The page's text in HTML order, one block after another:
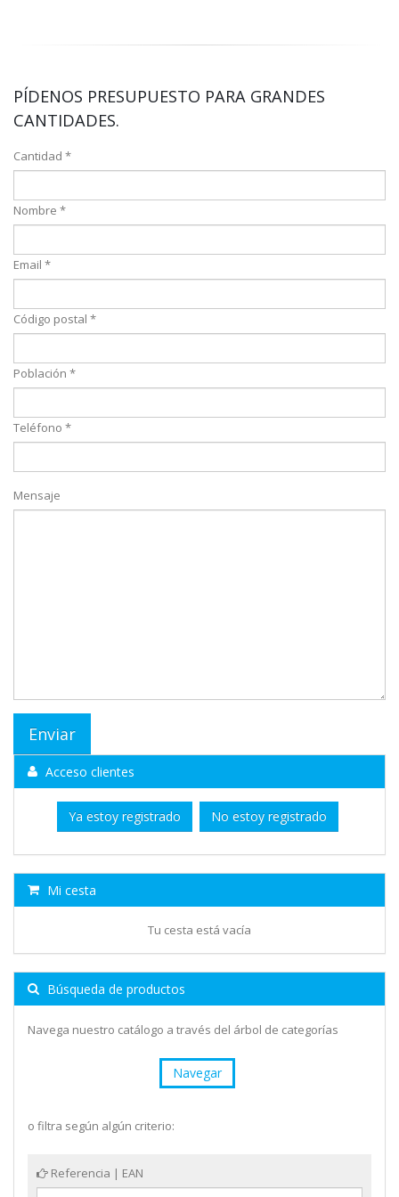
PÍDENOS PRESUPUESTO PARA GRANDES
CANTIDADES.
Cantidad *
Nombre *
Email *
Código postal *
Población *
Teléfono *
Mensaje
Acceso clientes
Ya estoy registrado No estoy registrado
Mi cesta
Tu cesta está vacía
Búsqueda de productos
Navega nuestro catálogo a través del árbol de categorías
Navegar
o filtra según algún criterio:
Referencia | EAN